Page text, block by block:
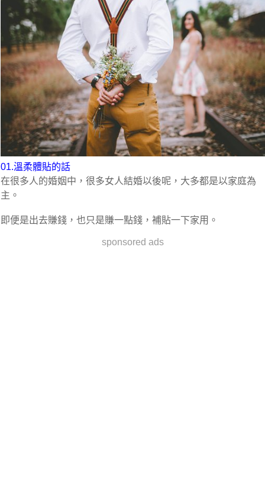
01.溫柔體貼的話
在很多人的婚姻中，很多女人結婚以後呢，大多都是以家庭為
主。
即便是出去賺錢，也只是賺一點錢，補貼一下家用。
sponsored ads